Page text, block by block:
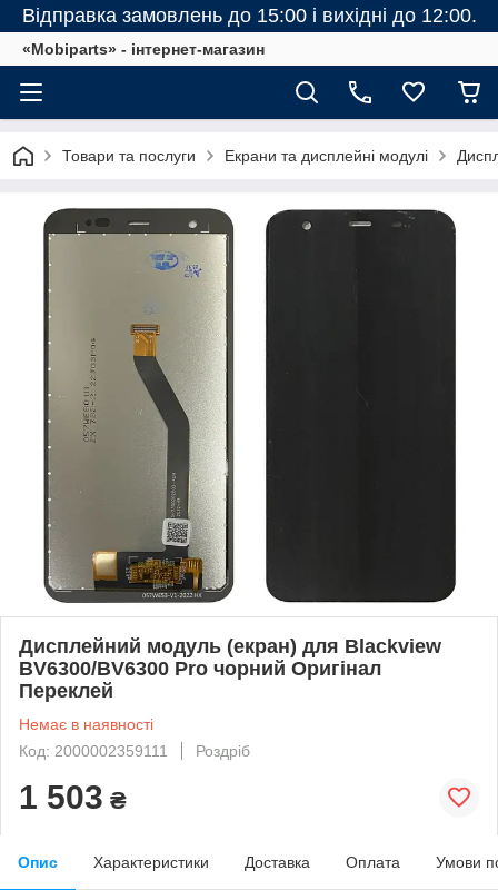
Відправка замовлень до 15:00 і вихідні до 12:00.
«Mobiparts» - інтернет-магазин
Товари та послуги Екрани та дисплейні модулі
Дисплейний модуль (екран) для Blackview
BV6300/BV6300 Pro чорний Оригінал
Переклей
Немає в наявності
Код: 2000002359111
Роздріб
1 503 ₴
Опис Характеристики Доставка Оплата Умови